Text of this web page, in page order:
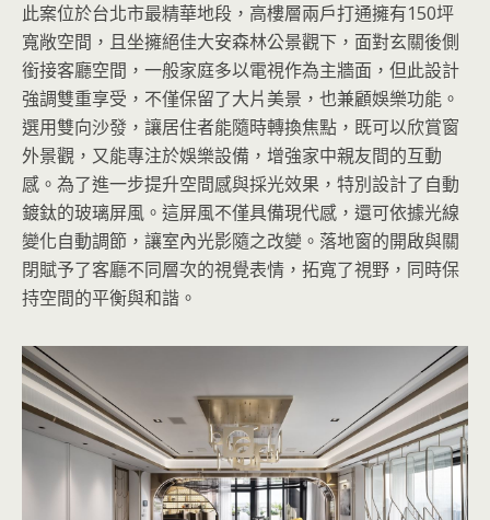
此案位於台北市最精華地段，高樓層兩戶打通擁有150坪
寬敞空間，且坐擁絕佳大安森林公景觀下，面對玄關後側
銜接客廳空間，一般家庭多以電視作為主牆面，但此設計
強調雙重享受，不僅保留了大片美景，也兼顧娛樂功能。
選用雙向沙發，讓居住者能隨時轉換焦點，既可以欣賞窗
外景觀，又能專注於娛樂設備，增強家中親友間的互動
感。為了進一步提升空間感與採光效果，特別設計了自動
鍍鈦的玻璃屏風。這屏風不僅具備現代感，還可依據光線
變化自動調節，讓室內光影隨之改變。落地窗的開啟與關
閉賦予了客廳不同層次的視覺表情，拓寬了視野，同時保
持空間的平衡與和諧。